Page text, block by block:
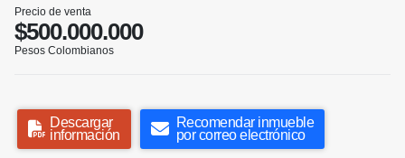
Precio de venta
$500.000.000
Pesos Colombianos
Descargar
información
Recomendar inmueble
por correo electrónico